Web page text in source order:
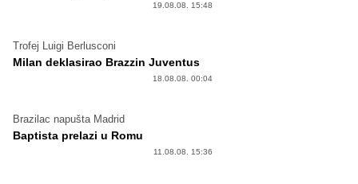
19.08.08. 15:48
Trofej Luigi Berlusconi
Milan deklasirao Brazzin Juventus
18.08.08. 00:04
Brazilac napušta Madrid
Baptista prelazi u Romu
11.08.08. 15:36